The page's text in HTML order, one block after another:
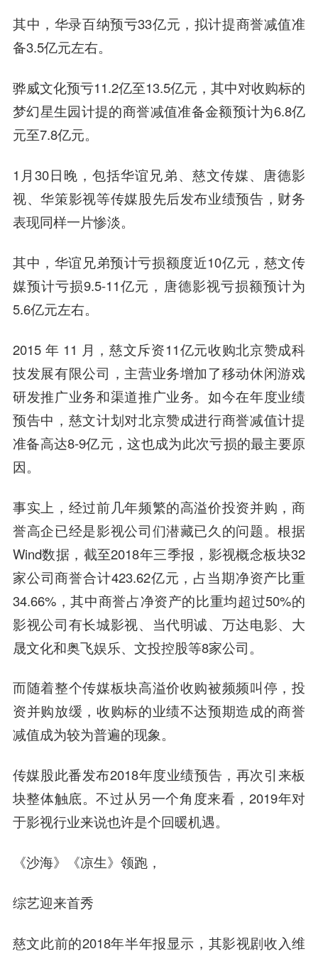
其中，华录百纳预亏33亿元，拟计提商誉减值准
备3.5亿元左右。
骅威文化预亏11.2亿至13.5亿元，其中对收购标的
梦幻星生园计提的商誉减值准备金额预计为6.8亿
元至7.8亿元。
1月30日晚，包括华谊兄弟、慈文传媒、唐德影
视、华策影视等传媒股先后发布业绩预告，财务
表现同样一片惨淡。
其中，华谊兄弟预计亏损额度近10亿元，慈文传
媒预计亏损9.5-11亿元，唐德影视亏损额预计为
5.6亿元左右。
2015 年 11 月，慈文斥资11亿元收购北京赞成科
技发展有限公司，主营业务增加了移动休闲游戏
研发推广业务和渠道推广业务。如今在年度业绩
预告中，慈文计划对北京赞成进行商誉减值计提
准备高达8-9亿元，这也成为此次亏损的最主要原
因。
事实上，经过前几年频繁的高溢价投资并购，商
誉高企已经是影视公司们潜藏已久的问题。根据
Wind数据，截至2018年三季报，影视概念板块32
家公司商誉合计423.62亿元，占当期净资产比重
34.66%，其中商誉占净资产的比重均超过50%的
影视公司有长城影视、当代明诚、万达电影、大
晟文化和奥飞娱乐、文投控股等8家公司。
而随着整个传媒板块高溢价收购被频频叫停，投
资并购放缓，收购标的业绩不达预期造成的商誉
减值成为较为普遍的现象。
传媒股此番发布2018年度业绩预告，再次引来板
块整体触底。不过从另一个角度来看，2019年对
于影视行业来说也许是个回暖机遇。
《沙海》《凉生》领跑，
综艺迎来首秀
慈文此前的2018年半年报显示，其影视剧收入维